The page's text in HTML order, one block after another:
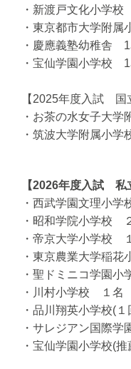
・新渡戸文化小学
・東京都市大学附
・慶應義塾幼稚舎 1
・宝仙学園小学校
【2025年度入試 国
・お茶の水女子大
・筑波大学附属小
【2026年度入試 私
・西武学園文理小
・昭和学院小学校
・帝京大学小学校
・東京農業大学稲
・聖ドミニコ学園
・川村小学校 １名
・品川翔英小学校(
・サレジアン国際
・宝仙学園小学校(